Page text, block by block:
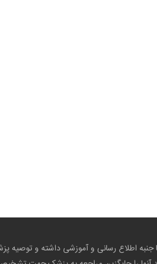
جنبه اطلاع رسانی و آموزشی داشته و